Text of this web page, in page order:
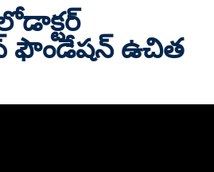
ఫౌండేషన్ ఉచిత